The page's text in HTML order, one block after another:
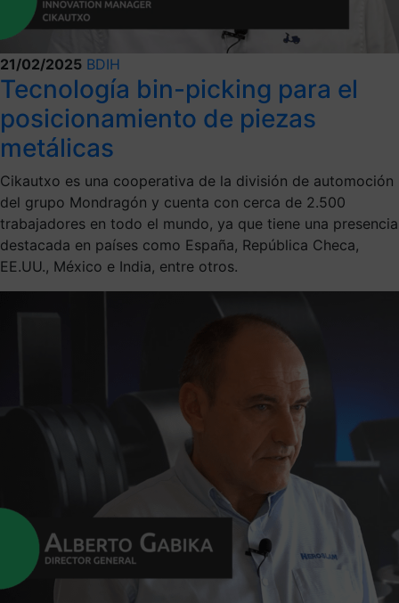
21/02/2025 BDIH
Tecnología bin-picking para el
posicionamiento de piezas
metálicas
Cikautxo es una cooperativa de la división de automoción
del grupo Mondragón y cuenta con cerca de 2.500
trabajadores en todo el mundo, ya que tiene una presencia
destacada en países como España, República Checa,
EE.UU., México e India, entre otros.